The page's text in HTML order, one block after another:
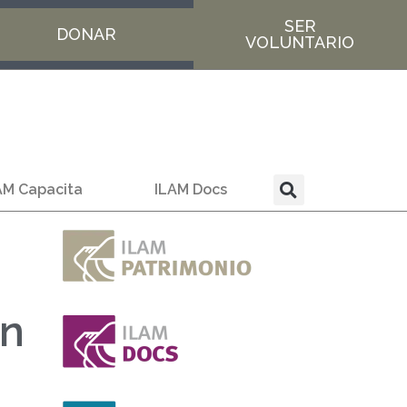
DONAR
SER
VOLUNTARIO
Capacita ILAM Docs